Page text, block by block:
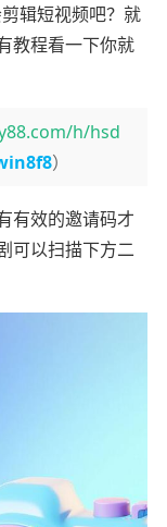
辑短视频吧？就
教程看一下你就
h/hsd
）
有效的邀请码才
可以扫描下方二